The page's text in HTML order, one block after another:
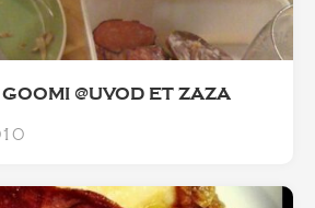
@UVOD ET ZAZA